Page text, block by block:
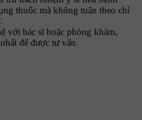
thuốc mà không tuân theo chỉ
với bác sĩ hoặc phòng khám,
để được tư vấn.